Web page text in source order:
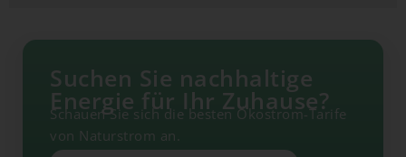
Suchen Sie nachhaltige
Energie für Ihr Zuhause?
Schauen Sie sich die besten Ökostrom-Tarife
von Naturstrom an.